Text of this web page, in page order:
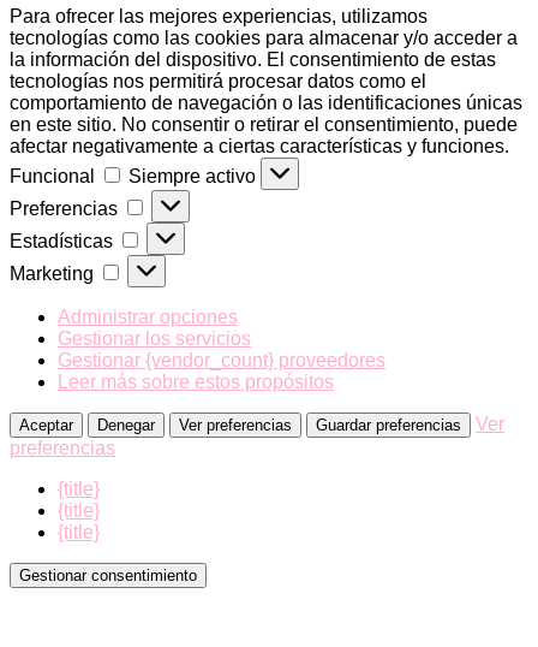
Para ofrecer las mejores experiencias, utilizamos
tecnologías como las cookies para almacenar y/o acceder a
la información del dispositivo. El consentimiento de estas
tecnologías nos permitirá procesar datos como el
comportamiento de navegación o las identificaciones únicas
en este sitio. No consentir o retirar el consentimiento, puede
afectar negativamente a ciertas características y funciones.
Funcional
Funcional
Siempre activo
Preferencias
Preferencias
Estadísticas Estadísticas
Marketing Marketing
Administrar opciones
Gestionar los servicios
Gestionar {vendor_count} proveedores
Leer más sobre estos propósitos
Aceptar Denegar Ver preferencias Guardar preferencias
Ver
preferencias
{title}
{title}
{title}
Gestionar consentimiento